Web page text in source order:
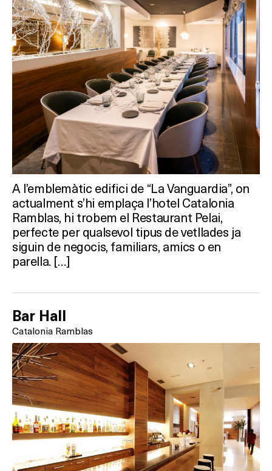
A l’emblemàtic edifici de “La Vanguardia”, on
actualment s’hi emplaça l’hotel Catalonia
Ramblas, hi trobem el Restaurant Pelai,
perfecte per qualsevol tipus de vetllades ja
siguin de negocis, familiars, amics o en
parella. […]
Bar Hall
Catalonia Ramblas